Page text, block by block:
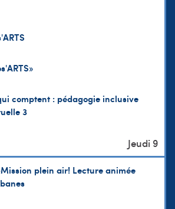
comptent : pédagogie inclusive
3
plein air! Lecture animée